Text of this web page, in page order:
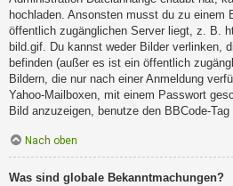
hochladen. Ansonsten musst du zu einem
öffentlich zugänglichen Server liegt, z. B.
bild.gif. Du kannst weder Bilder verlinken,
befinden (außer es ist ein öffentlich
Bildern, die nur nach einer Anmeldung
Yahoo-Mailboxen, mit einem Passwort
Bild anzuzeigen, benutze den BBCode-Tag
Nach oben
Was sind globale Bekanntmachungen?